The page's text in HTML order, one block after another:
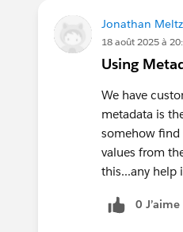
Jonathan
18 août 2025 à
Using
We have
metadata is
somehow find
values from
this...any help
0 J’aime